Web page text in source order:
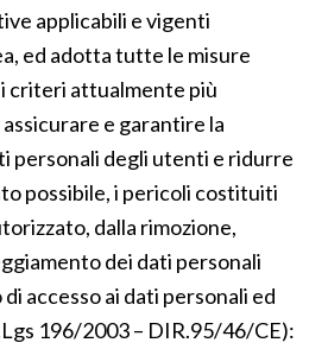
applicabili e vigenti
ed adotta tutte le misure
criteri attualmente più
e garantire la
personali degli utenti e ridurre
possibile, i pericoli costituiti
dalla rimozione,
dei dati personali
accesso ai dati personali ed
196/2003 – DIR.95/46/CE):